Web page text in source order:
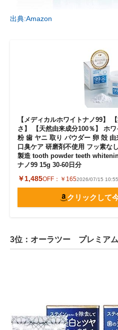
出典:Amazon
【メディカルホワイトナノ99】
さ】 【天然由来成分100％】 ホ
粉 歯 ヤニ 取り パウダー 卵 殻
口臭ケア 研磨剤不使用 フッ素な
製造 tooth powder teeth
ナノ99 15g 30-60日分
￥1,485OFF： ￥1652026/07/15
クリックして
3位：オーラツー プレミア